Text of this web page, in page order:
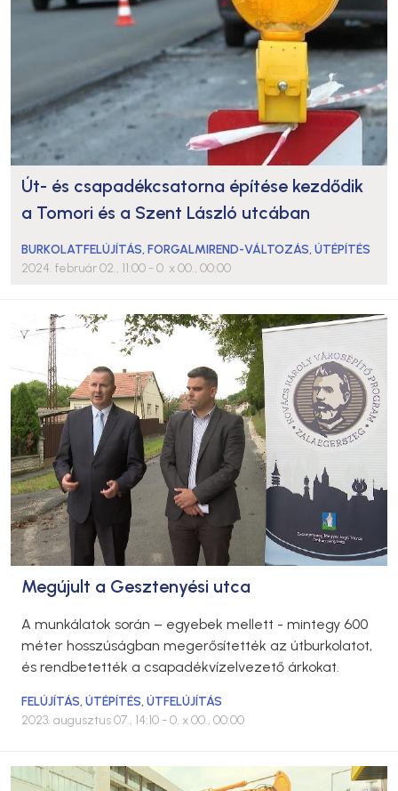
Út- és csapadékcsatorna építése kezdődik
a Tomori és a Szent László utcában
BURKOLATFELÚJÍTÁS,FORGALMIREND-VÁLTOZÁS,ÚTÉPÍTÉS
2024. február 02., 11:00 - 0. x 00., 00:00
Megújult a Gesztenyési utca
A munkálatok során – egyebek mellett - mintegy 600
méter hosszúságban megerősítették az útburkolatot,
és rendbetették a csapadékvízelvezető árkokat.
FELÚJÍTÁS,ÚTÉPÍTÉS,ÚTFELÚJÍTÁS
2023. augusztus 07., 14:10 - 0. x 00., 00:00